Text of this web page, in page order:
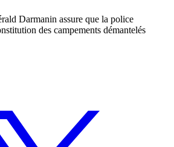
Darmanin assure que la police
des campements démantelés